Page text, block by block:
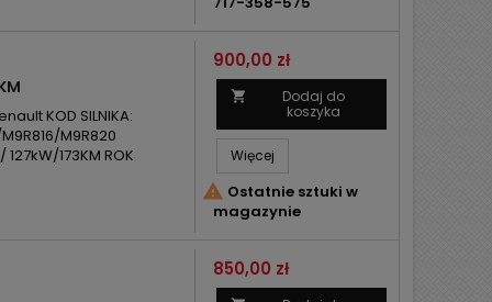
KOD SILNIKA:
M9R820
173KM ROK
Cena
900,00 zł

Dodaj do
koszyka
Więcej
 Ostatnie sztuki w
magazynie
Cena
850,00 zł